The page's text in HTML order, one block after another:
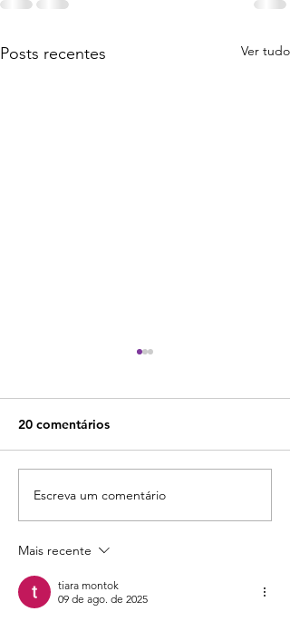
Posts recentes Ver tudo
3 criadores de chatbot
de WhatsApp para levar
sucesso
20 comentários
Escreva um comentário
Mais recente
tiara montok
09 de ago. de 2025